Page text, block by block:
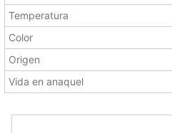
Temperatura
Color
Origen
Vida en anaquel